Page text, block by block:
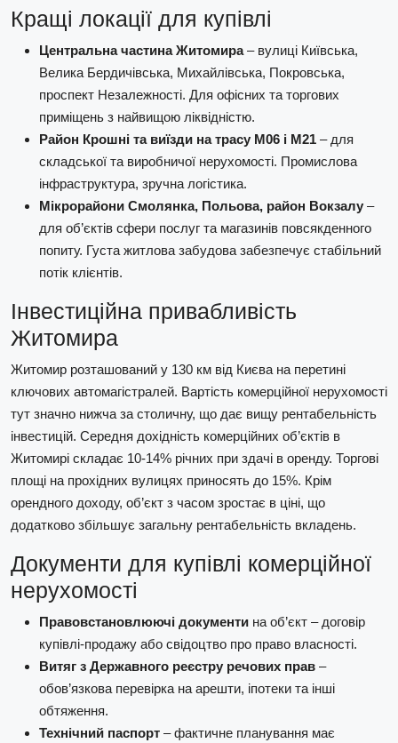
Кращі локації для купівлі
Центральна частина Житомира– вулиці Київська,
Велика Бердичівська, Михайлівська, Покровська,
проспект Незалежності. Для офісних та торгових
приміщень з найвищою ліквідністю.
Район Крошні та виїзди на трасу М06 і М21 – для
складської та виробничої нерухомості. Промислова
інфраструктура, зручна логістика.
Мікрорайони Смолянка, Польова, район Вокзалу –
для об’єктів сфери послуг та магазинів повсякденного
попиту. Густа житлова забудова забезпечує стабільний
потік клієнтів.
Інвестиційна привабливість
Житомира
Житомир розташований у 130 км від Києва на перетині
ключових автомагістралей. Вартість комерційної нерухомості
тут значно нижча за столичну, що дає вищу рентабельність
інвестицій. Середня дохідність комерційних об’єктів в
Житомирі складає 10-14% річних при здачі в оренду. Торгові
площі на прохідних вулицях приносять до 15%. Крім
орендного доходу, об’єкт з часом зростає в ціні, що
додатково збільшує загальну рентабельність вкладень.
Документи для купівлі комерційної
нерухомості
Правовстановлюючі документи на об’єкт – договір
купівлі-продажу або свідоцтво про право власності.
Витяг з Державного реєстру речових прав –
обов’язкова перевірка на арешти, іпотеки та інші
обтяження.
Технічний паспорт – фактичне планування має